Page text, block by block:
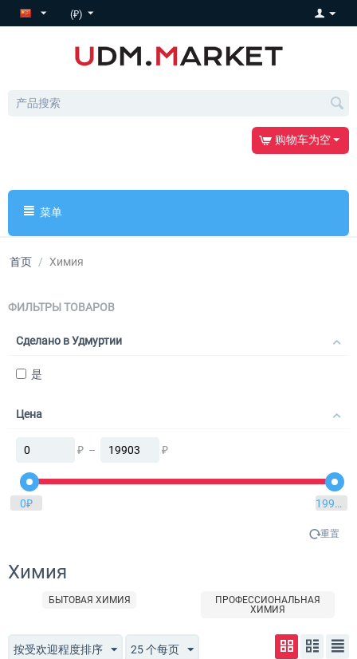
(₽)
购物车为空
菜单
首页 / Химия
ФИЛЬТРЫ ТОВАРОВ
Сделано в Удмуртии
是
Цена
₽ – ₽
0₽ 19903
重置
Химия
БЫТОВАЯ ХИМИЯ
ПРОФЕССИОНАЛЬНАЯ
ХИМИЯ
按受欢迎程度排序 25 个每页